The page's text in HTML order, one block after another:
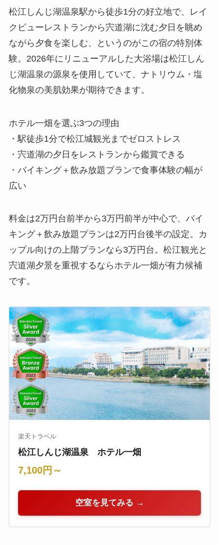
松江しんじ湖温泉駅から徒歩1分の好立地で、レイ
クビューレストランから宍道湖に沈む夕日を眺め
ながら夕食を楽しむ、というのがこの宿の特別体
験。2026年にリニューアルした大浴場は松江しん
じ湖温泉の源泉を使用していて、ナトリウム・塩
化物泉の美肌効果が期待できます。
ホテル一畑を選ぶ3つの理由
・駅徒歩1分で松江城観光までゼロストレス
・宍道湖の夕日をレストランから鑑賞できる
・バイキング＋飲み放題プランで食事体験の幅が
広い
料金は2万円台前半から3万円前半が中心で、バイ
キング＋飲み放題プランは2万円台後半の設定。カ
ップル向けの上階プランなら3万円台。松江観光と
宍道湖夕景を重視するならホテル一畑が有力候補
です。
楽天トラベル
松江しんじ湖温泉 ホテル一畑
7,100円～
空室を見てみる →